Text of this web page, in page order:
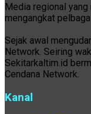
Media regional yang
mengangkat
Sejak awal
Network. Seiring
Sekitarkaltim.id
Cendana Network.
Kanal